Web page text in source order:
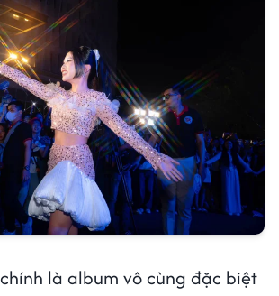
chính là album vô cùng đặc biệt